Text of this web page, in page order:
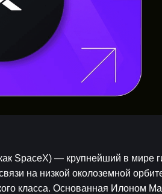
SpaceX) — крупнейший в мире
на низкой околоземной
класса. Основанная Илоном